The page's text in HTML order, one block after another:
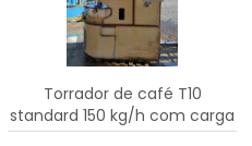
Torrador de café T10
standard 150 kg/h com carga
de 10 kg